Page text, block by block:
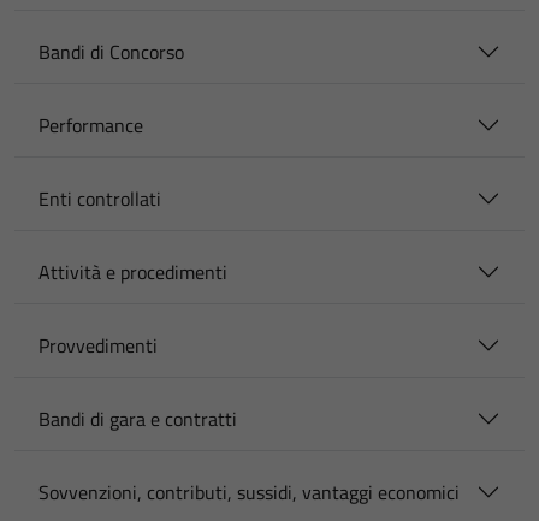
Bandi di Concorso
Performance
Enti controllati
Attività e procedimenti
Provvedimenti
Bandi di gara e contratti
Sovvenzioni, contributi, sussidi, vantaggi economici